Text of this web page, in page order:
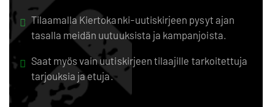
Tilaamalla Kiertokanki-uutiskirjeen pysyt ajan
tasalla meidän uutuuksista ja kampanjoista.
Saat myös vain uutiskirjeen tilaajille tarkoitettuja
tarjouksia ja etuja.